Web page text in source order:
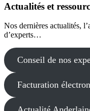
Actualités et
Nos dernières actualités,
d’experts…
Conseil de nos
Facturation